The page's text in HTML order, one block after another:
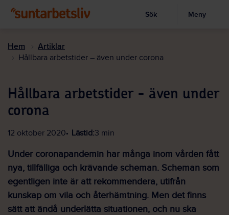
huvudinnehållet
Visa sökruta
Sök Meny
Hem Artiklar
Hållbara arbetstider – även under corona
Hållbara arbetstider - även under
corona
12 oktober 2020 Lästid:3 min
Under coronapandemin har många inom vården fått
nya, tillfälliga och krävande scheman. Scheman som
egentligen inte är att rekommendera, utifrån
kunskap om vila och återhämtning. Men det finns
sätt att ändå underlätta situationen, och nu ska